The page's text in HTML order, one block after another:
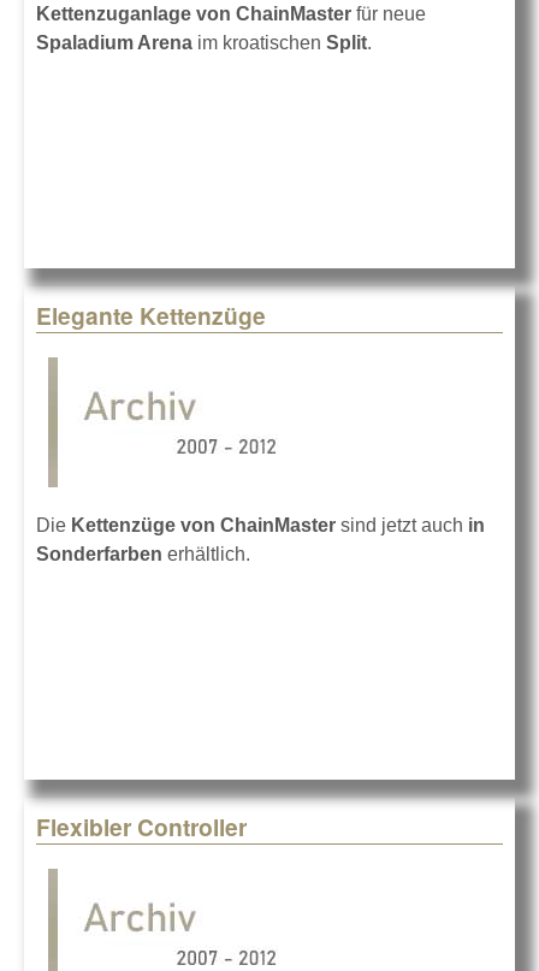
Kettenzuganlage von ChainMaster für neue
Spaladium Arena im kroatischen Split.
Elegante Kettenzüge
Die Kettenzüge von ChainMaster sind jetzt auch in
Sonderfarben erhältlich.
Flexibler Controller